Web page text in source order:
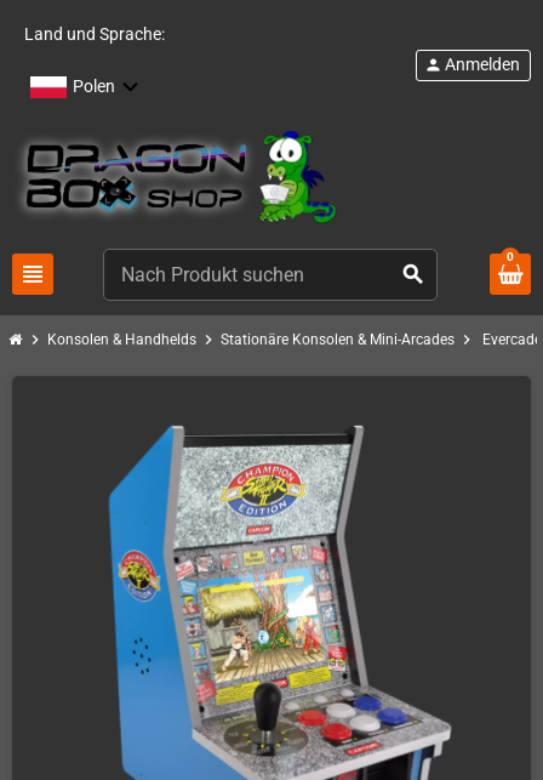
Land und Sprache:
Polen
view_headline search
person Anmelden
0
chevron_right Konsolen & Handhelds chevron_right Stationäre Konsolen & Mini-Arcades chevron_right